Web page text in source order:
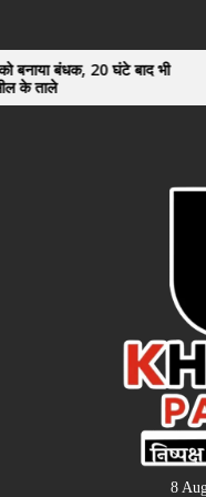
the
content
घंटे बाद भी
8